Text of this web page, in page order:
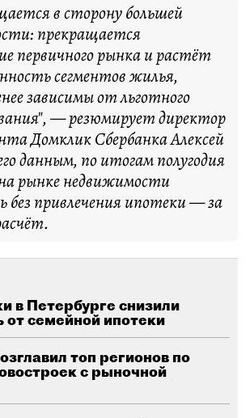
в сторону большей
прекращается
первичного рынка и растёт
сегментов жилья,
зависимы от льготного
— резюмирует директор
Домклик Сбербанка Алексей
данным, по итогам полугодия
на рынке недвижимости
без привлечения ипотеки — за
в Петербурге снизили
от семейной ипотеки
топ регионов по
с рыночной